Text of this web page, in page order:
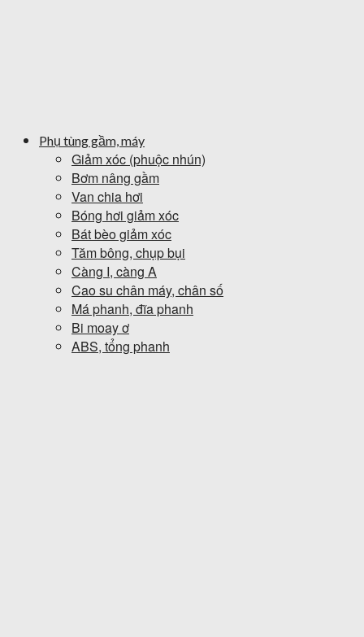
Phụ tùng gầm, máy
Giảm xóc (phuộc nhún)
Bơm nâng gầm
Van chia hơi
Bóng hơi giảm xóc
Bát bèo giảm xóc
Tăm bông, chụp bụi
Càng I, càng A
Cao su chân máy, chân số
Má phanh, đĩa phanh
Bi moay ơ
ABS, tổng phanh